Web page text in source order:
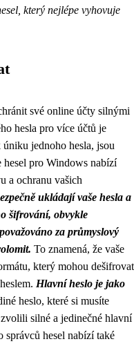
který nejlépe vyhovuje
své online účty silnými
hesla pro více účtů je
jednoho hesla, jsou
hesel pro Windows nabízí
a ochranu vašich
ukládají vaše hesla a
šifrování, obvykle
za průmyslový
To znamená, že vaše
který mohou dešifrovat
Hlavní heslo je jako
heslo, které si musíte
silné a jedinečné hlavní
správců hesel nabízí také